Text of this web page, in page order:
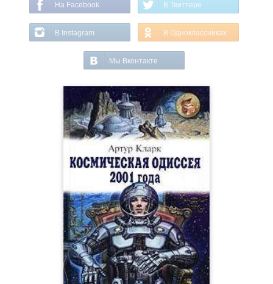
На Facebook В Твиттере
В Instagram В Одноклассниках
Мы Вконтакте